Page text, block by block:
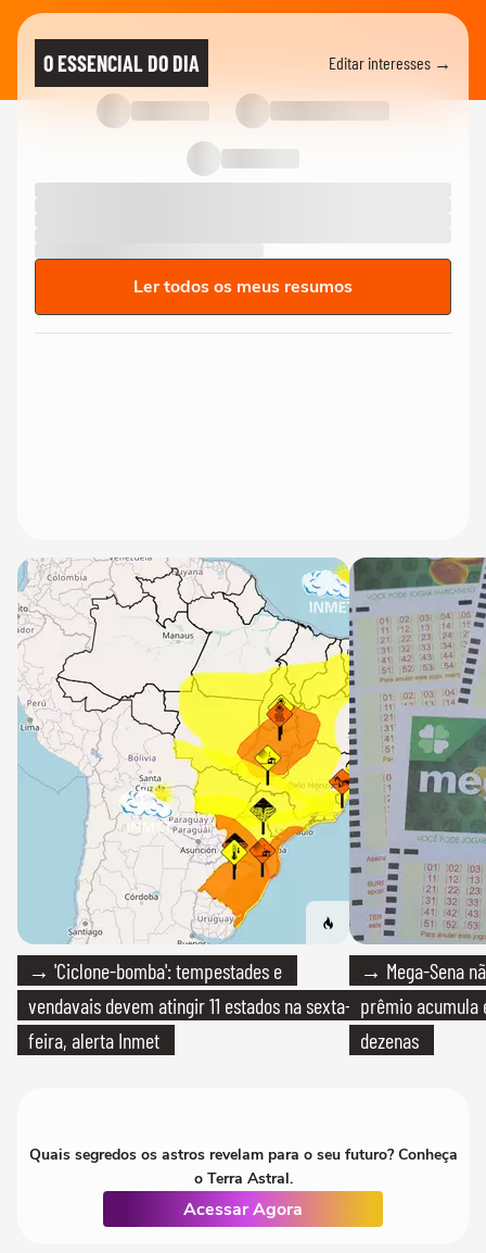
O ESSENCIAL DO DIA Editar interesses →
Ler todos os meus resumos
→ 'Ciclone-bomba': tempestades e
vendavais devem atingir 11 estados na sexta-
feira, alerta Inmet
→ Mega-Sena
prêmio acumula
dezenas
Quais segredos os astros revelam para o seu futuro? Conheça
o Terra Astral.
Acessar Agora